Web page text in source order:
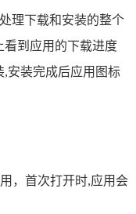
理下载和安装的整个
看到应用的下载进度
安装完成后应用图标
，首次打开时,应用会